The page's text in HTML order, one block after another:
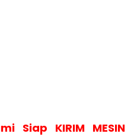
Siap KIRIM MESIN